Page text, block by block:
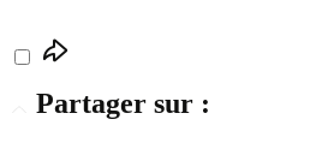
Partager sur :